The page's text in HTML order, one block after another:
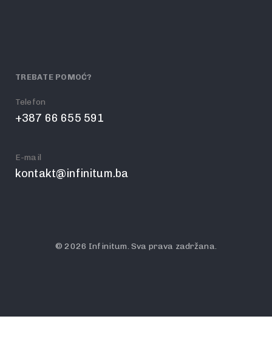
TREBATE POMOĆ?
Telefon
+387 66 655 591
E-mail
kontakt@infinitum.ba
© 2026 Infinitum. Sva prava zadržana.